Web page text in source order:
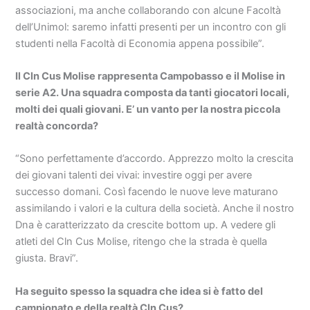
associazioni, ma anche collaborando con alcune Facoltà
dell’Unimol: saremo infatti presenti per un incontro con gli
studenti nella Facoltà di Economia appena possibile”.
Il Cln Cus Molise rappresenta Campobasso e il Molise in
serie A2. Una squadra composta da tanti giocatori locali,
molti dei quali giovani. E’ un vanto per la nostra piccola
realtà concorda?
“Sono perfettamente d’accordo. Apprezzo molto la crescita
dei giovani talenti dei vivai: investire oggi per avere
successo domani. Così facendo le nuove leve maturano
assimilando i valori e la cultura della società. Anche il nostro
Dna è caratterizzato da crescite bottom up. A vedere gli
atleti del Cln Cus Molise, ritengo che la strada è quella
giusta. Bravi”.
Ha seguito spesso la squadra che idea si è fatto del